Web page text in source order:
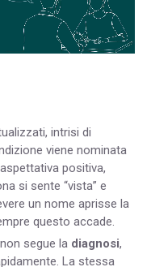
intrisi di
viene nominata
positiva,
si sente “vista” e
un nome aprisse la
questo accade.
segue la diagnosi,
La stessa